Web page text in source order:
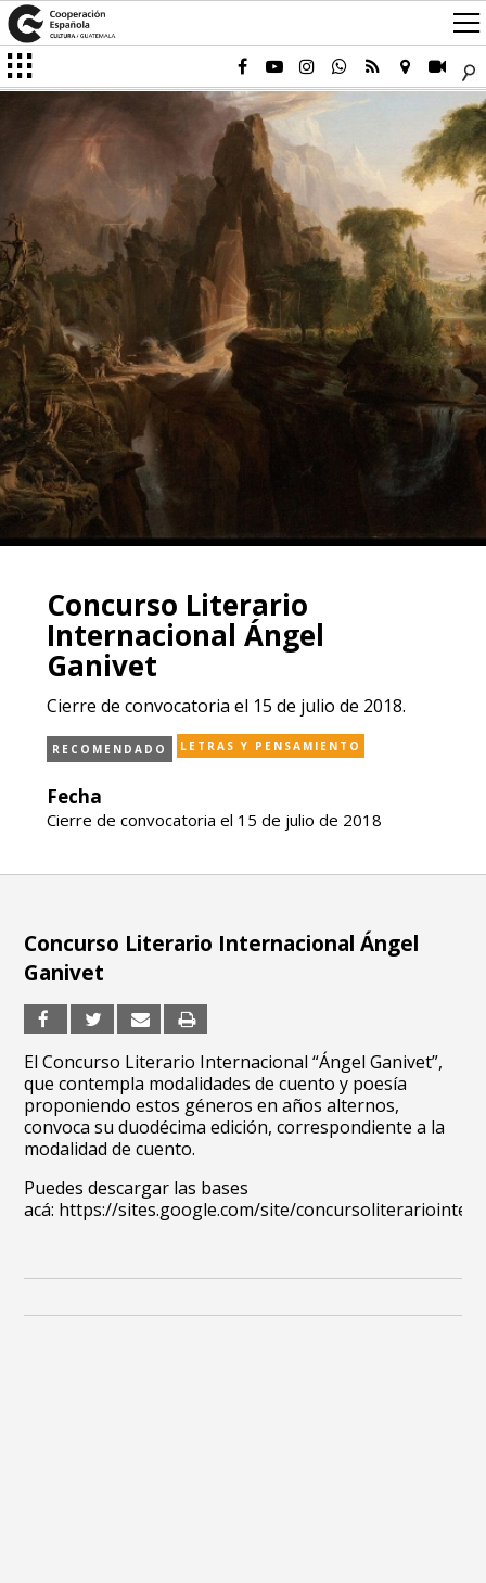
Concurso Literario
Internacional Ángel
Ganivet
Cierre de convocatoria el 15 de julio de 2018.
RECOMENDADO LETRAS Y PENSAMIENTO
Fecha
Cierre de convocatoria el 15 de julio de 2018
Concurso Literario Internacional Ángel
Ganivet
El Concurso Literario Internacional “Ángel Ganivet”,
que contempla modalidades de cuento y poesía
proponiendo estos géneros en años alternos,
convoca su duodécima edición, correspondiente a la
modalidad de cuento.
Puedes descargar las bases
acá: https://sites.google.com/site/